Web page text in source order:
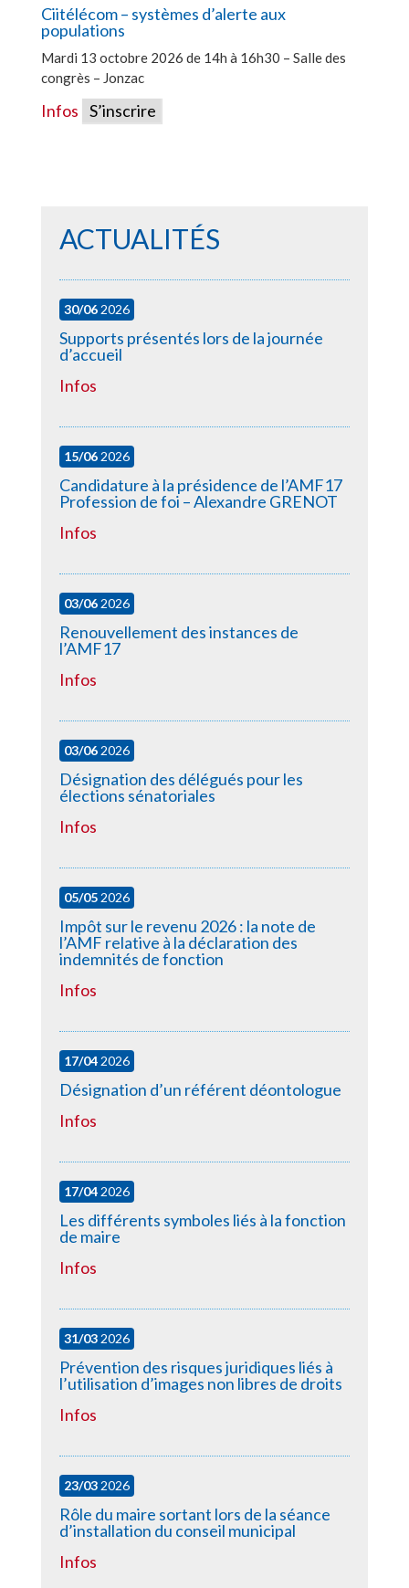
Ciitélécom – systèmes d’alerte aux
populations
Mardi 13 octobre 2026 de 14h à 16h30 – Salle des
congrès – Jonzac
Infos S’inscrire
ACTUALITÉS
30/062026
Supports présentés lors de la journée
d’accueil
Infos
15/062026
Candidature à la présidence de l’AMF17
Profession de foi – Alexandre GRENOT
Infos
03/062026
Renouvellement des instances de
l’AMF17
Infos
03/062026
Désignation des délégués pour les
élections sénatoriales
Infos
05/052026
Impôt sur le revenu 2026 : la note de
l’AMF relative à la déclaration des
indemnités de fonction
Infos
17/042026
Désignation d’un référent déontologue
Infos
17/042026
Les différents symboles liés à la fonction
de maire
Infos
31/032026
Prévention des risques juridiques liés à
l’utilisation d’images non libres de droits
Infos
23/032026
Rôle du maire sortant lors de la séance
d’installation du conseil municipal
Infos